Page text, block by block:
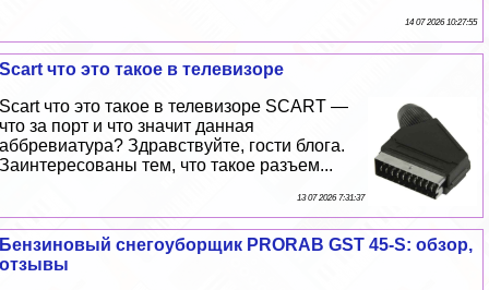
14 07 2026 10:27:55
Scart что это такое в телевизоре
Scart что это такое в телевизоре SCART —
что за порт и что значит данная
аббревиатура? Здравствуйте, гости блога.
Заинтересованы тем, что такое разъем...
13 07 2026 7:31:37
Бензиновый снегоуборщик PRORAB GST 45-S: обзор,
отзывы